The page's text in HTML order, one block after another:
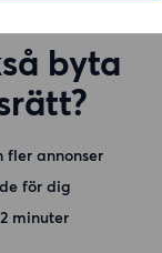
byta
fler annonser
för dig
minuter